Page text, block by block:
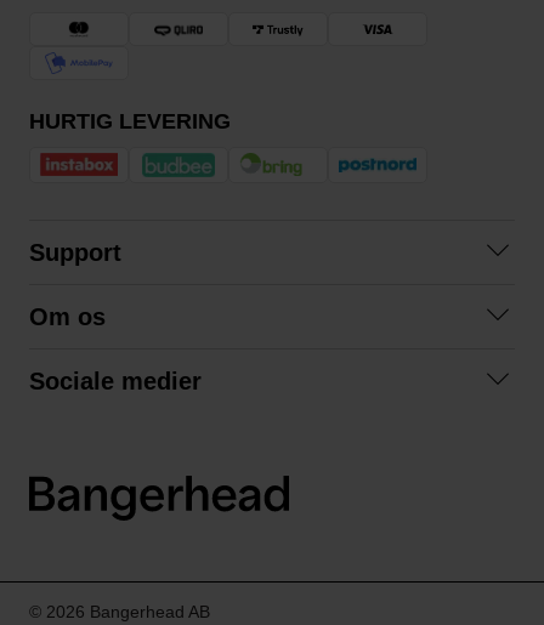
HURTIG LEVERING
Support
Betingelser
Om os
Sociale medier
LinkedIn
© 2026 Bangerhead AB